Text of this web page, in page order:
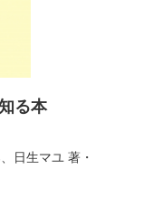
る本
日生マユ 著・